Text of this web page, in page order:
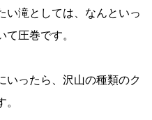
い滝としては、なんといっ
圧巻です。
いったら、沢山の種類のク